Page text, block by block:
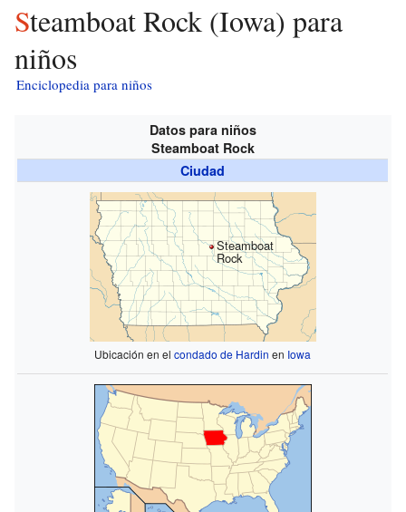
Steamboat Rock (Iowa) para
niños
Enciclopedia para niños
Datos para niños
Steamboat Rock
Ciudad
Steamboat
Rock
Ubicación en elcondado de Hardin en Iowa